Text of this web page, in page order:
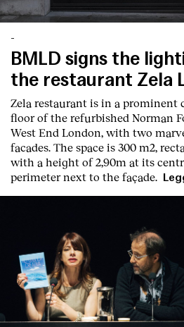
-
BMLD signs the
the restaurant Zela
Zela restaurant is in a prominent
floor of the refurbished Norman
West End London, with two
facades. The space is 300 m2,
with a height of 2,90m at its
perimeter next to the façade.